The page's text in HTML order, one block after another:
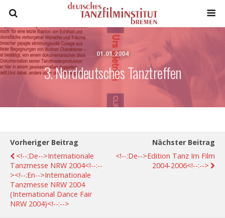
01.01.2004
3. Norddeutsches Tanztreffen
Vorheriger Beitrag
<!--:de-->Internationale
Tanzmesse NRW 2004<!--:--
><!--:en-->Internationale
Tanzmesse NRW 2004
(International Dance Fair
NRW 2004)<!--:-->
Nächster Beitrag
<!--:de-->Edition Tanz Im Film
2004-2006<!--:-->